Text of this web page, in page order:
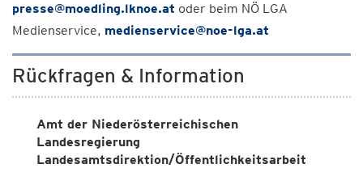
presse@moedling.lknoe.at oder beim NÖ LGA
Medienservice, medienservice@noe-lga.at
Rückfragen & Information
Amt der Niederösterreichischen
Landesregierung
Landesamtsdirektion/Öffentlichkeitsarbeit